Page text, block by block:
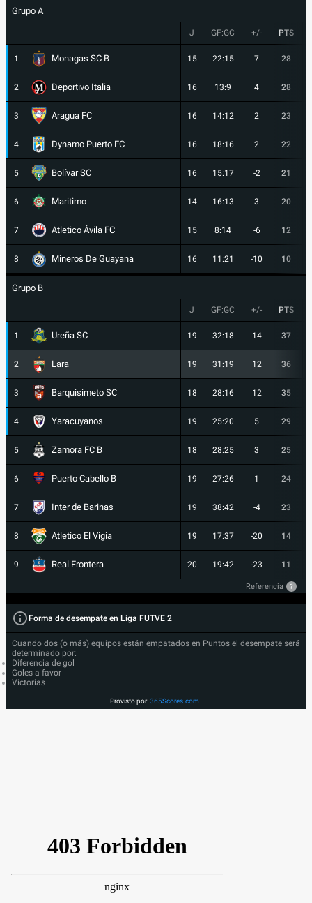
Grupo A
J GF:GC +/- PTS
1 Monagas SC B 15 22:15 7 28
2 Deportivo Italia 16 13:9 4 28
3 Aragua FC 16 14:12 2 23
4 Dynamo Puerto FC 16 18:16 2 22
5 Bolívar SC 16 15:17 -2 21
6 Maritimo 14 16:13 3 20
7 Atletico Ávila FC 15 8:14 -6 12
8 Mineros De Guayana 16 11:21 -10 10
Grupo B
J GF:GC +/- PTS
1 Ureña SC 19 32:18 14 37
2 Lara 19 31:19 12 36
3 Barquisimeto SC 18 28:16 12 35
4 Yaracuyanos 19 25:20 5 29
5 Zamora FC B 18 28:25 3 25
6 Puerto Cabello B 19 27:26 1 24
7 Inter de Barinas 19 38:42 -4 23
8 Atletico El Vigia 19 17:37 -20 14
9 Real Frontera 20 19:42 -23 11
Referencia ?
Forma de desempate en Liga FUTVE 2
Cuando dos (o más) equipos están empatados en Puntos el desempate será
determinado por:
Diferencia de gol
Goles a favor
Victorias
Provisto por 365Scores.com